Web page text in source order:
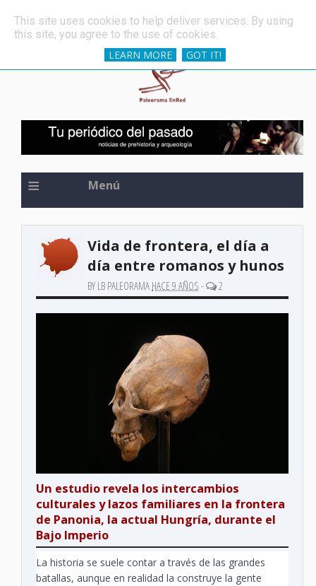
≡ Menú
Vida de frontera, el día a
día entre romanos y hunos
BY LB PALEORAMA HACE 9 AÑOS - 2
Un estudio revela los intercambios
culturales y lazos familiares en la frontera
de Panonia, la actual Hungría, durante el
Bajo Imperio
La historia se suele contar a través de las grandes
batallas, aunque en realidad la construye la gente
This site uses cookies to help deliver services. By using
this site, you agree to the use of cookies.
LEARN MORE
GOT IT!